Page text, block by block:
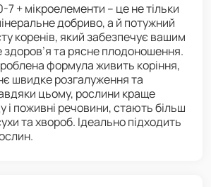
7 + мікроелементи – це не тільки
добриво, а й потужний
коренів, який забезпечує вашим
та рясне плодоношення.
формула живить коріння,
швидке розгалуження та
цьому, рослини краще
поживні речовини, стають більш
та хвороб. Ідеально підходить